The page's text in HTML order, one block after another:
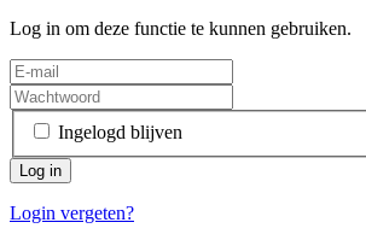
Log in om deze functie te kunnen gebruiken.
Ingelogd blijven
Login vergeten?